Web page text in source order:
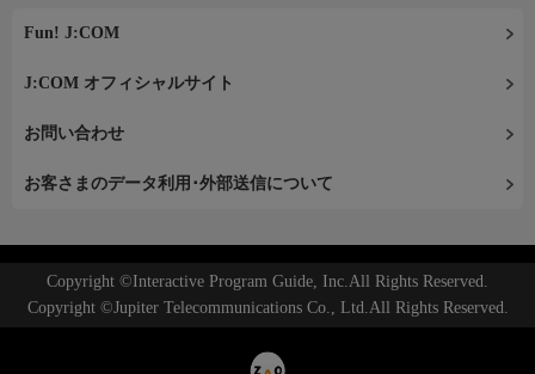
Fun! J:COM
J:COM オフィシャルサイト
お問い合わせ
お客さまのデータ利用･外部送信について
Copyright ©Interactive Program Guide, Inc.All Rights Reserved.
Copyright ©Jupiter Telecommunications Co., Ltd.All Rights Reserved.